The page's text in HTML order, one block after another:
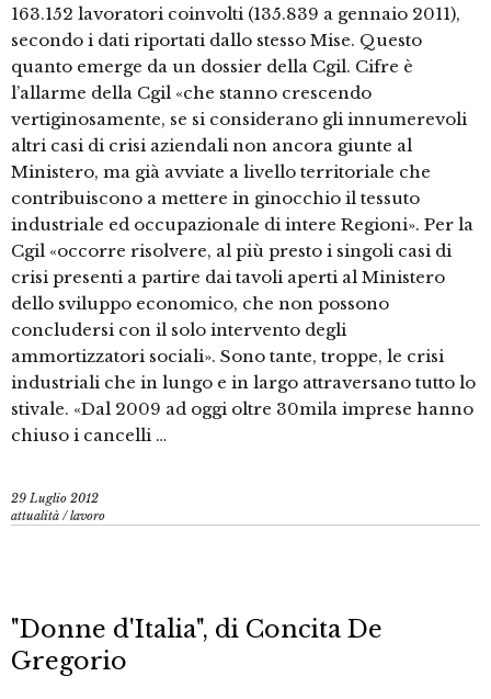
163.152 lavoratori coinvolti (135.839 a gennaio 2011),
secondo i dati riportati dallo stesso Mise. Questo
quanto emerge da un dossier della Cgil. Cifre è
l’allarme della Cgil «che stanno crescendo
vertiginosamente, se si considerano gli innumerevoli
altri casi di crisi aziendali non ancora giunte al
Ministero, ma già avviate a livello territoriale che
contribuiscono a mettere in ginocchio il tessuto
industriale ed occupazionale di intere Regioni». Per la
Cgil «occorre risolvere, al più presto i singoli casi di
crisi presenti a partire dai tavoli aperti al Ministero
dello sviluppo economico, che non possono
concludersi con il solo intervento degli
ammortizzatori sociali». Sono tante, troppe, le crisi
industriali che in lungo e in largo attraversano tutto lo
stivale. «Dal 2009 ad oggi oltre 30mila imprese hanno
chiuso i cancelli …
29 Luglio 2012
attualità /lavoro
"Donne d'Italia", di Concita De
Gregorio